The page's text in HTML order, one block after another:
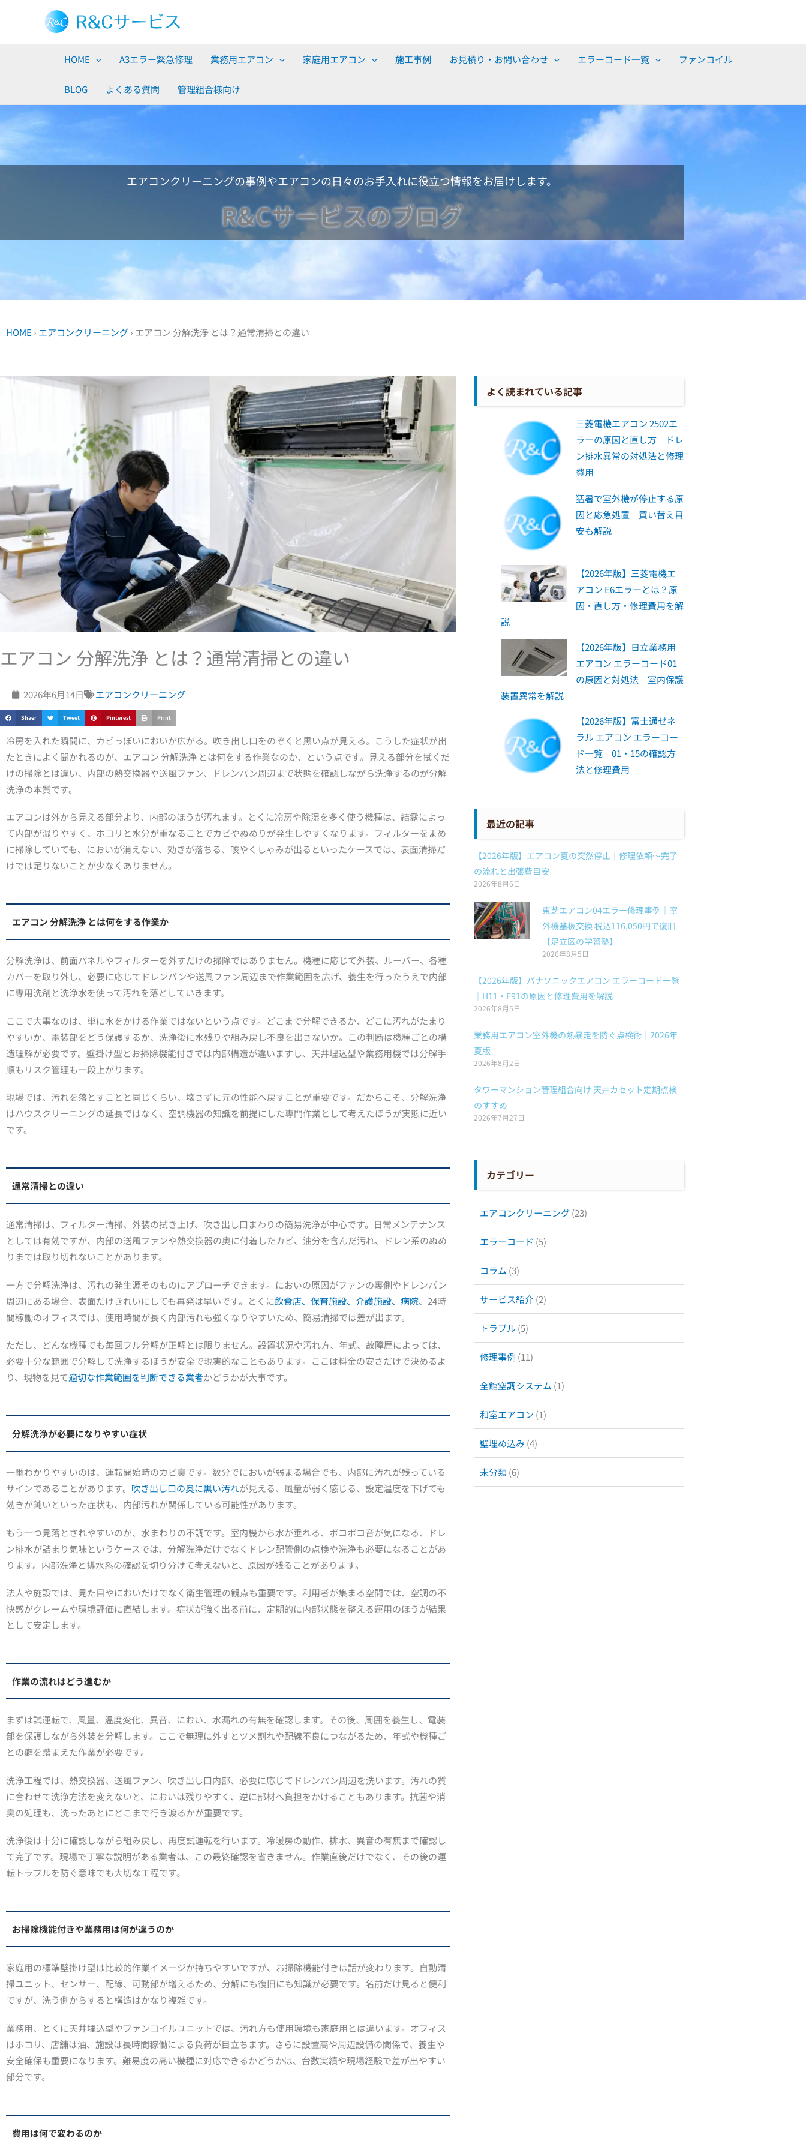
プ
HOME A3エラー緊急修理 業務用エアコン 家庭用エアコン 施工事例 お見積り・お問い合わせ エラーコード一覧 ファンコイル
BLOG よくある質問 管理組合様向け
エアコンクリーニングの事例やエアコンの日々のお手入れに役立つ情報をお届けします。
R&Cサービスのブログ
HOME › エアコンクリーニング› エアコン 分解洗浄 とは？通常清掃との違い
エアコン 分解洗浄 とは？通常清掃との違い
2026年6月14日 エアコンクリーニング
Shaer Tweet Pinterest Print
冷房を入れた瞬間に、カビっぽいにおいが広がる。吹き出し口をのぞくと黒い点が見える。こうした症状が出
たときによく聞かれるのが、エアコン 分解洗浄 とは何をする作業なのか、という点です。見える部分を拭くだ
けの掃除とは違い、内部の熱交換器や送風ファン、ドレンパン周辺まで状態を確認しながら洗浄するのが分解
洗浄の本質です。
エアコンは外から見える部分より、内部のほうが汚れます。とくに冷房や除湿を多く使う機種は、結露によっ
て内部が湿りやすく、ホコリと水分が重なることでカビやぬめりが発生しやすくなります。フィルターをまめ
に掃除していても、においが消えない、効きが落ちる、咳やくしゃみが出るといったケースでは、表面清掃だ
けでは足りないことが少なくありません。
エアコン 分解洗浄 とは何をする作業か
分解洗浄は、前面パネルやフィルターを外すだけの掃除ではありません。機種に応じて外装、ルーバー、各種
カバーを取り外し、必要に応じてドレンパンや送風ファン周辺まで作業範囲を広げ、養生を行ったうえで内部
に専用洗剤と洗浄水を使って汚れを落としていきます。
ここで大事なのは、単に水をかける作業ではないという点です。どこまで分解できるか、どこに汚れがたまり
やすいか、電装部をどう保護するか、洗浄後に水残りや組み戻し不良を出さないか。この判断は機種ごとの構
造理解が必要です。壁掛け型とお掃除機能付きでは内部構造が違いますし、天井埋込型や業務用機では分解手
順もリスク管理も一段上がります。
現場では、汚れを落とすことと同じくらい、壊さずに元の性能へ戻すことが重要です。だからこそ、分解洗浄
はハウスクリーニングの延長ではなく、空調機器の知識を前提にした専門作業として考えたほうが実態に近い
です。
通常清掃との違い
通常清掃は、フィルター清掃、外装の拭き上げ、吹き出し口まわりの簡易洗浄が中心です。日常メンテナンス
としては有効ですが、内部の送風ファンや熱交換器の奥に付着したカビ、油分を含んだ汚れ、ドレン系のぬめ
りまでは取り切れないことがあります。
一方で分解洗浄は、汚れの発生源そのものにアプローチできます。においの原因がファンの裏側やドレンパン
周辺にある場合、表面だけきれいにしても再発は早いです。とくに飲食店、保育施設、介護施設、病院、24時
間稼働のオフィスでは、使用時間が長く内部汚れも強くなりやすいため、簡易清掃では差が出ます。
ただし、どんな機種でも毎回フル分解が正解とは限りません。設置状況や汚れ方、年式、故障歴によっては、
必要十分な範囲で分解して洗浄するほうが安全で現実的なこともあります。ここは料金の安さだけで決めるよ
り、現物を見て適切な作業範囲を判断できる業者かどうかが大事です。
分解洗浄が必要になりやすい症状
一番わかりやすいのは、運転開始時のカビ臭です。数分でにおいが弱まる場合でも、内部に汚れが残っている
サインであることがあります。 吹き出し口の奥に黒い汚れが見える、風量が弱く感じる、設定温度を下げても
効きが鈍いといった症状も、内部汚れが関係している可能性があります。
もう一つ見落とされやすいのが、水まわりの不調です。室内機から水が垂れる、ポコポコ音が気になる、ドレ
ン排水が詰まり気味というケースでは、分解洗浄だけでなくドレン配管側の点検や洗浄も必要になることがあ
ります。内部洗浄と排水系の確認を切り分けて考えないと、原因が残ることがあります。
法人や施設では、見た目やにおいだけでなく衛生管理の観点も重要です。利用者が集まる空間では、空調の不
快感がクレームや環境評価に直結します。症状が強く出る前に、定期的に内部状態を整える運用のほうが結果
として安定します。
作業の流れはどう進むか
まずは試運転で、風量、温度変化、異音、におい、水漏れの有無を確認します。その後、周囲を養生し、電装
部を保護しながら外装を分解します。ここで無理に外すとツメ割れや配線不良につながるため、年式や機種ご
との癖を踏まえた作業が必要です。
洗浄工程では、熱交換器、送風ファン、吹き出し口内部、必要に応じてドレンパン周辺を洗います。汚れの質
に合わせて洗浄方法を変えないと、においは残りやすく、逆に部材へ負担をかけることもあります。抗菌や消
臭の処理も、洗ったあとにどこまで行き渡るかが重要です。
洗浄後は十分に確認しながら組み戻し、再度試運転を行います。冷暖房の動作、排水、異音の有無まで確認し
て完了です。現場で丁寧な説明がある業者は、この最終確認を省きません。作業直後だけでなく、その後の運
転トラブルを防ぐ意味でも大切な工程です。
お掃除機能付きや業務用は何が違うのか
家庭用の標準壁掛け型は比較的作業イメージが持ちやすいですが、お掃除機能付きは話が変わります。自動清
掃ユニット、センサー、配線、可動部が増えるため、分解にも復旧にも知識が必要です。名前だけ見ると便利
ですが、洗う側からすると構造はかなり複雑です。
業務用、とくに天井埋込型やファンコイルユニットでは、汚れ方も使用環境も家庭用とは違います。オフィス
はホコリ、店舗は油、施設は長時間稼働による負荷が目立ちます。さらに設置高や周辺設備の関係で、養生や
安全確保も重要になります。難易度の高い機種に対応できるかどうかは、台数実績や現場経験で差が出やすい
部分です。
費用は何で変わるのか
よく読まれている記事
三菱電機エアコン 2502エ
ラーの原因と直し方｜ドレ
ン排水異常の対処法と修理
費用
猛暑で室外機が停止する原
因と応急処置｜買い替え目
安も解説
【2026年版】三菱電機エ
アコン E6エラーとは？原
因・直し方・修理費用を解
説
【2026年版】日立業務用
エアコン エラーコード01
の原因と対処法｜室内保護
装置異常を解説
【2026年版】富士通ゼネ
ラル エアコン エラーコー
ド一覧｜01・15の確認方
法と修理費用
最近の記事
【2026年版】エアコン夏の突然停止｜修理依頼〜完了
の流れと出張費目安
2026年8月6日
東芝エアコン04エラー修理事例｜室
外機基板交換 税込116,050円で復旧
【足立区の学習塾】
2026年8月5日
【2026年版】パナソニックエアコン エラーコード一覧
｜H11・F91の原因と修理費用を解説
2026年8月5日
業務用エアコン室外機の熱暴走を防ぐ点検術｜2026年
夏版
2026年8月2日
タワーマンション管理組合向け 天井カセット定期点検
のすすめ
2026年7月27日
カテゴリー
エアコンクリーニング(23)
エラーコード (5)
コラム (3)
サービス紹介(2)
トラブル (5)
修理事例 (11)
全館空調システム (1)
和室エアコン (1)
壁埋め込み (4)
未分類(6)